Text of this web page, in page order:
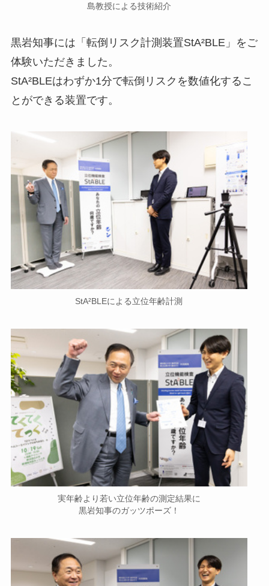
島教授による技術紹介
黒岩知事には「転倒リスク計測装置StA²BLE」をご
体験いただきました。
StA²BLEはわずか1分で転倒リスクを数値化するこ
とができる装置です。
StA²BLEによる立位年齢計測
実年齢より若い立位年齢の測定結果に
黒岩知事のガッツポーズ！